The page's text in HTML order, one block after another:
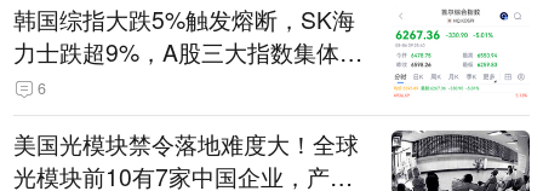
韩国综指大跌5%触发熔断，SK海
力士跌超9%，A股三大指数集体低
开 6
美国光模块禁令落地难度大！全球
光模块前10有7家中国企业，产业